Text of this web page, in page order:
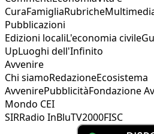
CuraFamigliaRubriche
Pubblicazioni
Edizioni localiL'economia civile
UpLuoghi dell'Infinito
Avvenire
Chi siamoRedazioneEcosistema
AvvenirePubblicitàFondazione
Mondo CEI
SIRRadio InBluTV2000FISC